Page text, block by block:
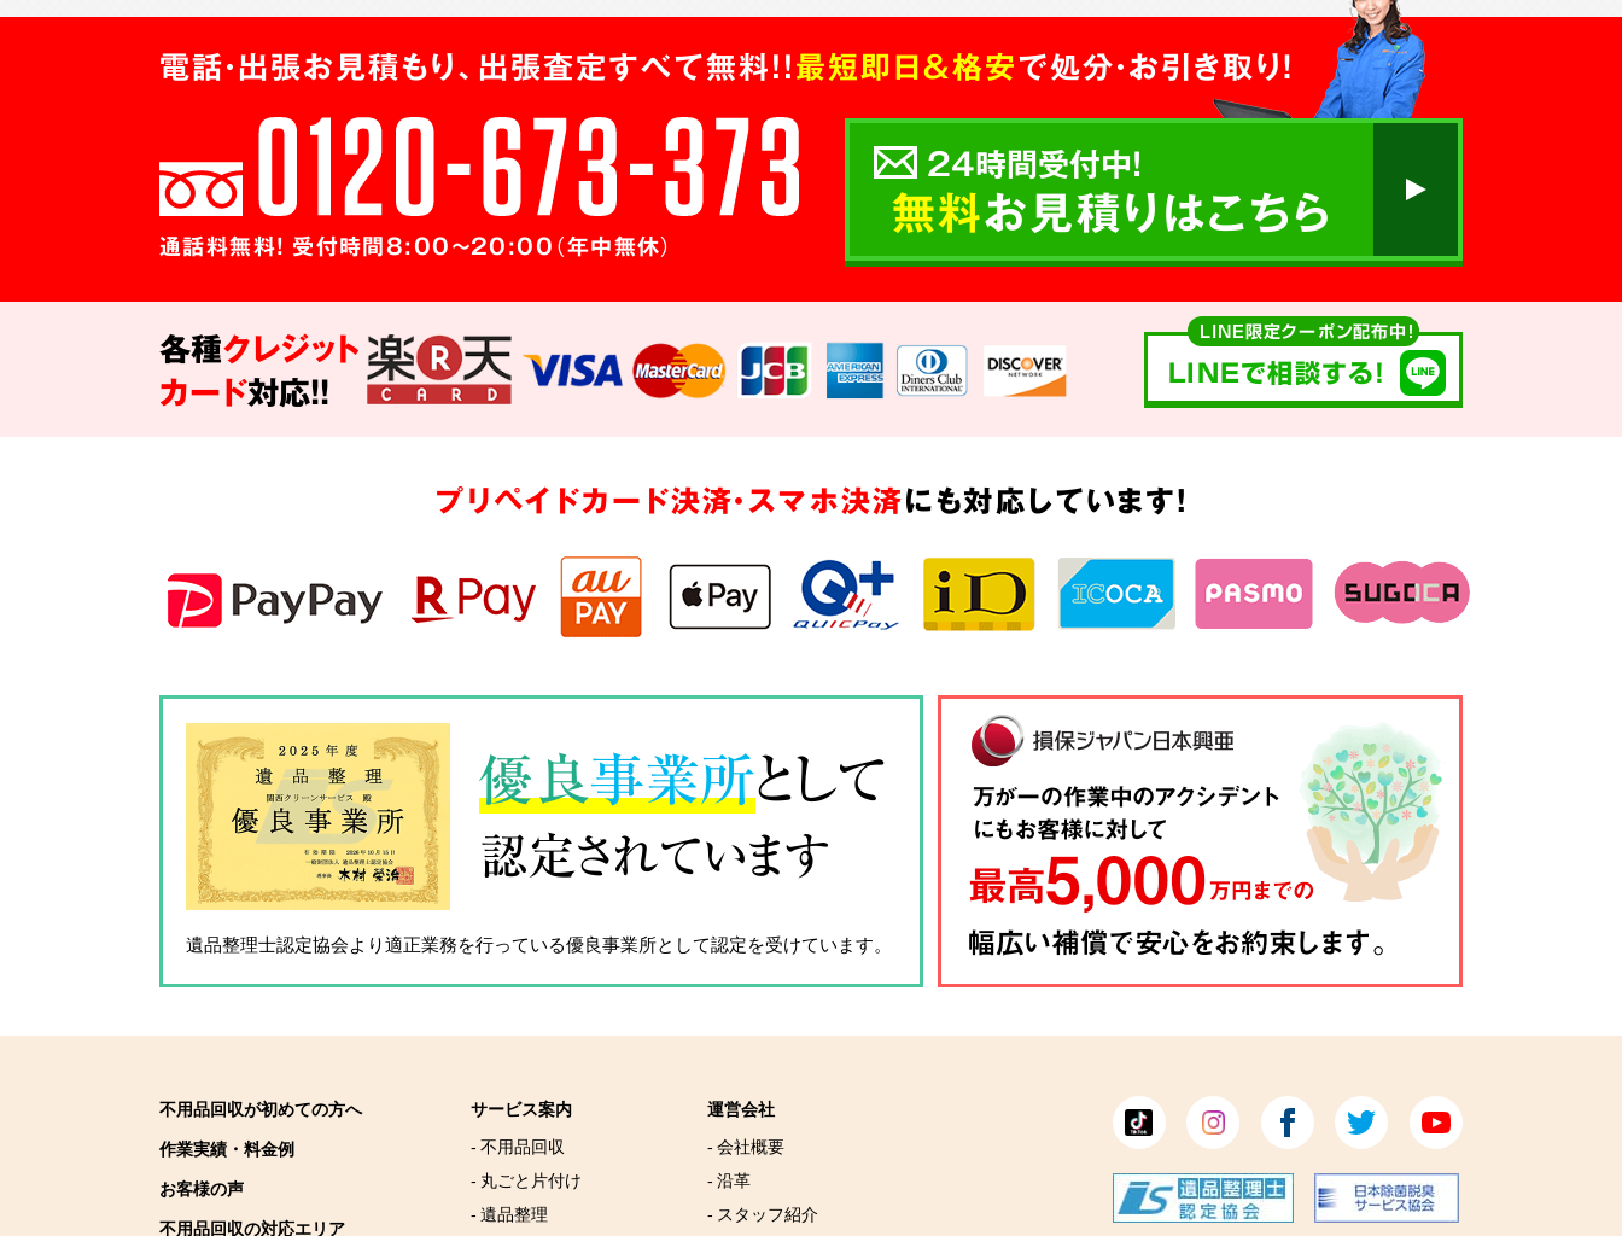
電話・出張お見積もり、出張査定すべて無料!!最短即日＆格安で処分・お引き取り！
通話料無料! 受付時間8:00～20:00（年中無休）
24時間受付中!
無料お見積りはこちら
各種クレジット
カード対応!!
LINE限定クーポン配布中！
LINEで相談する!
プリペイドカード決済・スマホ決済にも対応しています!
優良事業所として
認定されています
遺品整理士認定協会より適正業務を行っている優良事業所として認定を受けています。
不用品回収が初めての方へ
作業実績・料金例
お客様の声
不用品回収の対応エリア
サービス案内
- 不用品回収
- 丸ごと片付け
- 遺品整理
運営会社
- 会社概要
- 沿革
- スタッフ紹介